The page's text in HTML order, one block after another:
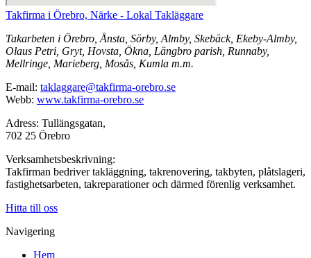
Takfirma i Örebro, Närke - Lokal Takläggare
Takarbeten i Örebro, Ånsta, Sörby, Almby, Skebäck, Ekeby-Almby,
Olaus Petri, Gryt, Hovsta, Ökna, Längbro parish, Runnaby,
Mellringe, Marieberg, Mosås, Kumla m.m.
E-mail: taklaggare@takfirma-orebro.se
Webb: www.takfirma-orebro.se
Adress: Tullängsgatan,
702 25 Örebro
Verksamhetsbeskrivning:
Takfirman bedriver takläggning, takrenovering, takbyten, plåtslageri,
fastighetsarbeten, takreparationer och därmed förenlig verksamhet.
Hitta till oss
Navigering
Hem